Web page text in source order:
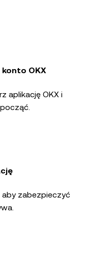
OKX
aplikację OKX i
aby zabezpieczyć